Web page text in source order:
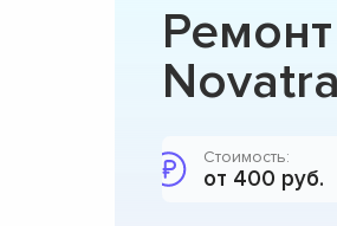
Стоимость:
от 400 руб.